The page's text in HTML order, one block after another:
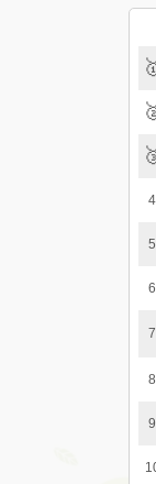
4
5
6
7
8
9